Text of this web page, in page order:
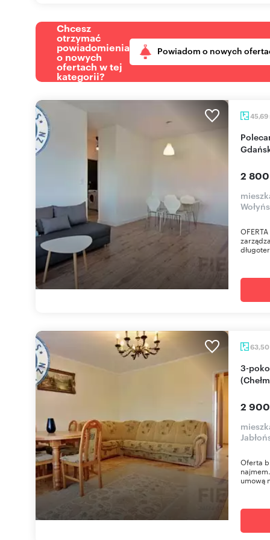
Chcesz
otrzymać
powiadomienia
o nowych
ofertach w tej
kategorii?
Powiadom o nowych
45,69
Polecam 2-pokojowe mieszkanie 45 m² w
2
63,50
3-pokojowe mieszkanie 63,5 m² w Gdańsku
2
Oferta
umową